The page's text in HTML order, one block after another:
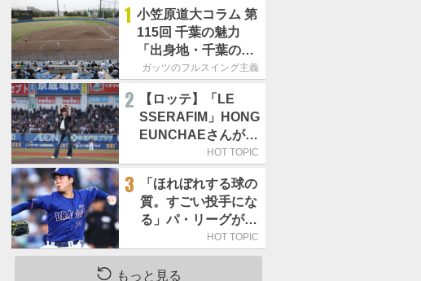
1 小笠原道大コラム 第
115回 千葉の魅力
「出身地・千葉の話
の続き。昔から野球
す」
ガッツのフルスイング主義
2
【ロッテ】「LE
SSERAFIM」HONG
EUNCHAEさんが始
球式「この場に立て
／8月5日の西武戦
（ZOZOマリン）
HOT TOPIC
3
「ほれぼれする球の
質。すごい投手にな
る」パ・リーグが驚
いた「中日の左腕」
は
HOT TOPIC
もっと見る